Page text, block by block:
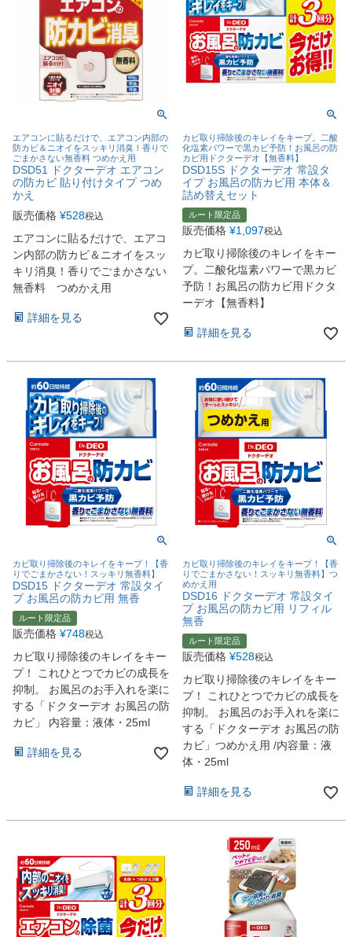
エアコンに貼るだけで、エアコン内部の
防カビ＆ニオイをスッキリ消臭！香りで
ごまかさない無香料 つめかえ用
DSD51 ドクターデオ エアコン
の防カビ 貼り付けタイプ つめ
かえ
販売価格 ¥528税込
エアコンに貼るだけで、エアコ
ン内部の防カビ＆ニオイをスッ
キリ消臭！香りでごまかさない
無香料 つめかえ用
詳細を見る
カビ取り掃除後のキレイをキープ。二酸
化塩素パワーで黒カビ予防！お風呂の防
カビ用ドクターデオ【無香料】
DSD15S ドクターデオ 常設タ
イプ お風呂の防カビ用 本体＆
詰め替えセット
ルート限定品
販売価格 ¥1,097税込
カビ取り掃除後のキレイをキー
プ。二酸化塩素パワーで黒カビ
予防！お風呂の防カビ用ドクタ
ーデオ【無香料】
詳細を見る
カビ取り掃除後のキレイをキープ！【香
りでごまかさない！スッキリ無香料】
DSD15 ドクターデオ 常設タイ
プ お風呂の防カビ用 無香
ルート限定品
販売価格 ¥748税込
カビ取り掃除後のキレイをキー
プ！ これひとつでカビの成長を
抑制。 お風呂のお手入れを楽に
する「ドクターデオ お風呂の防
カビ」 内容量：液体・25ml
詳細を見る
カビ取り掃除後のキレイをキープ！【香
りでごまかさない！スッキリ無香料】つ
めかえ用
DSD16 ドクターデオ 常設タイ
プ お風呂の防カビ用 リフィル
無香
ルート限定品
販売価格 ¥528税込
カビ取り掃除後のキレイをキー
プ！ これひとつでカビの成長を
抑制。 お風呂のお手入れを楽に
する「ドクターデオ お風呂の防
カビ」つめかえ用 /内容量：液
体・25ml
詳細を見る